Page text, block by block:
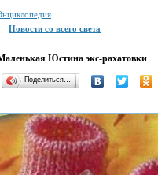
Новости со всего света
Юстина экс-рахатовки
Поделиться…